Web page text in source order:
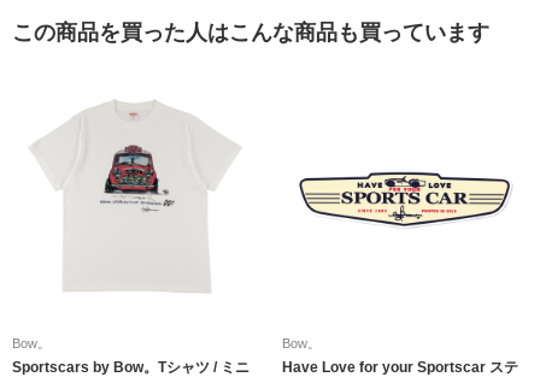
この商品を買った人はこんな商品も買っています
Bow。
Sportscars by Bow。Tシャツ / ミニ
Bow。
Have Love for your Sportscar ステ